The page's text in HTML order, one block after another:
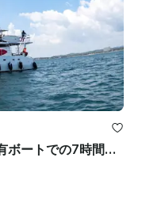
スリランカのトリンコマリーの共有ボートでの7時間のホエールウォッチングクルーズ